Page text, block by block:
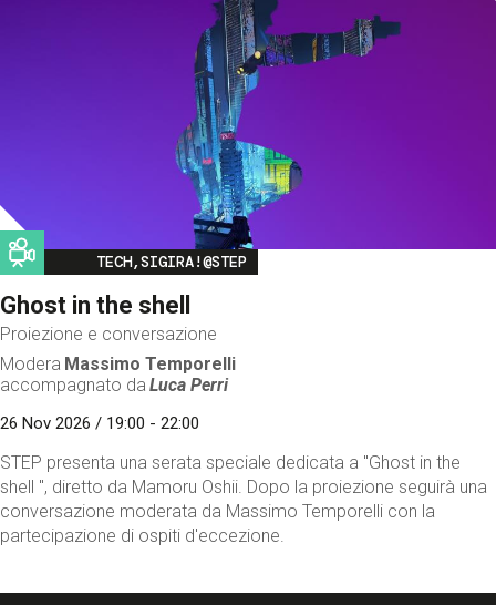
Image
TECH,SIGIRA!@STEP
Ghost in the shell
Proiezione e conversazione
Modera Massimo Temporelli
accompagnato da Luca Perri
26 Nov 2026 / 19:00 - 22:00
STEP presenta una serata speciale dedicata a "Ghost in the
shell ", diretto da Mamoru Oshii. Dopo la proiezione seguirà una
conversazione moderata da Massimo Temporelli con la
partecipazione di ospiti d'eccezione.